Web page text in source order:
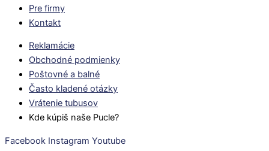
Pre firmy
Kontakt
Reklamácie
Obchodné podmienky
Poštovné a balné
Často kladené otázky
Vrátenie tubusov
Kde kúpiš naše Pucle?
Facebook Instagram Youtube